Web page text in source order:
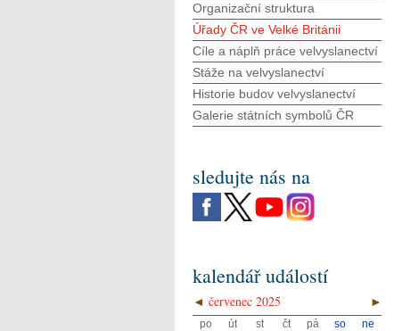
Organizační struktura
Úřady ČR ve Velké Británii
Cíle a náplň práce velvyslanectví
Stáže na velvyslanectví
Historie budov velvyslanectví
Galerie státních symbolů ČR
sledujte nás na
kalendář událostí
◄ ►
červenec 2025
po út st čt pá so
ne